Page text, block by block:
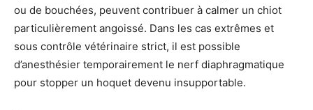
ou de bouchées, peuvent contribuer à calmer un chiot
particulièrement angoissé. Dans les cas extrêmes et
sous contrôle vétérinaire strict, il est possible
d’anesthésier temporairement le nerf diaphragmatique
pour stopper un hoquet devenu insupportable.